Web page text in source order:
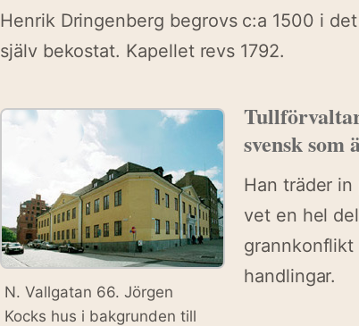
Henrik Dringenberg begrovs c:a 1500 i
själv bekostat. Kapellet revs 1792.
N. Vallgatan 66. Jörgen
Kocks hus i bakgrunden till
svensk som
Han träder
vet en hel
grannkonflikt
handlingar.